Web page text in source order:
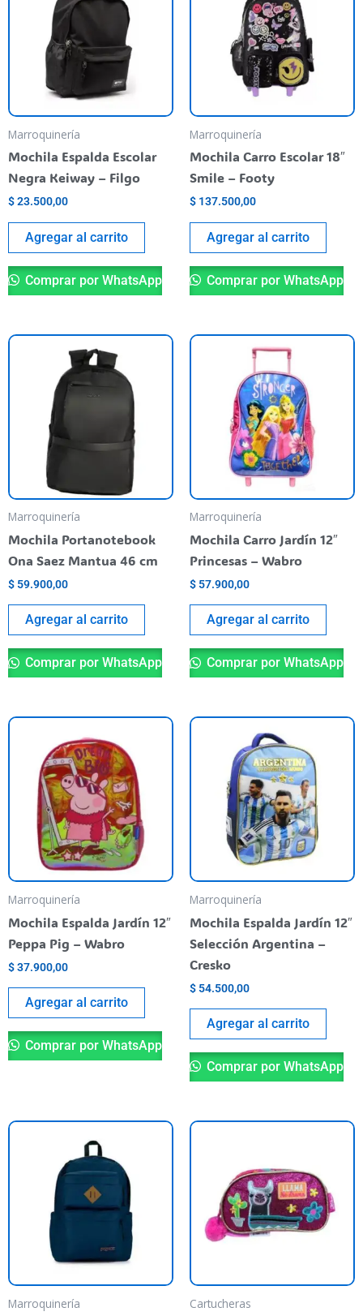
Marroquinería
Mochila Espalda Escolar
Negra Keiway – Filgo
$23.500,00
Agregar al carrito
Comprar por WhatsApp
Marroquinería
Mochila Carro Escolar 18″
Smile – Footy
$ 137.500,00
Agregar al carrito
Comprar por WhatsApp
Marroquinería
Mochila Portanotebook
Ona Saez Mantua 46 cm
$ 59.900,00
Agregar al carrito
Comprar por WhatsApp
Marroquinería
Mochila Carro Jardín 12″
Princesas – Wabro
$ 57.900,00
Agregar al carrito
Comprar por WhatsApp
Marroquinería
Mochila Espalda Jardín 12″
Peppa Pig – Wabro
$37.900,00
Agregar al carrito
Comprar por WhatsApp
Marroquinería
Mochila Espalda Jardín 12″
Selección Argentina –
Cresko
$ 54.500,00
Agregar al carrito
Comprar por WhatsApp
Marroquinería Cartucheras